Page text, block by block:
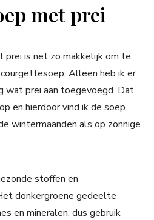
met prei
is net zo makkelijk om te
Alleen heb ik er
wat prei aan toegevoegd. Dat
en hierdoor vind ik de soep
wintermaanden als op zonnige
stoffen en
donkergroene gedeelte
en mineralen, dus gebruik